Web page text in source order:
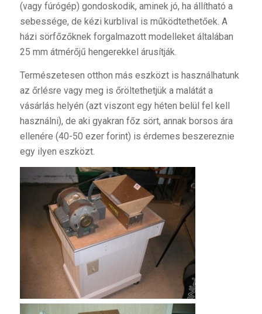
(vagy fúrógép) gondoskodik, aminek jó, ha állítható a
sebessége, de kézi kurblival is működtethetőek. A
házi sörfőzőknek forgalmazott modelleket általában
25 mm átmérőjű hengerekkel árusítják.
Természetesen otthon más eszközt is használhatunk
az őrlésre vagy meg is őröltethetjük a malátát a
vásárlás helyén (azt viszont egy héten belül fel kell
használni), de aki gyakran főz sört, annak borsos ára
ellenére (40-50 ezer forint) is érdemes beszereznie
egy ilyen eszközt.